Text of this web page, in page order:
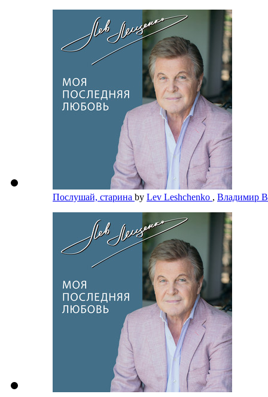
Послушай, старина by Lev Leshchenko , Владимир